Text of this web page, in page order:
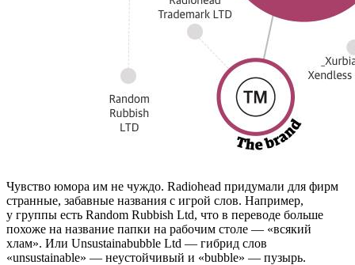
Чувство юмора им не чуждо. Radiohead придумали для фирм
странные, забавные названия с игрой слов. Например,
у группы есть Random Rubbish Ltd, что в переводе больше
похоже на название папки на рабочим столе — «всякий
хлам». Или Unsustainabubble Ltd — гибрид слов
«unsustainable» — неустойчивый и «bubble» — пузырь.